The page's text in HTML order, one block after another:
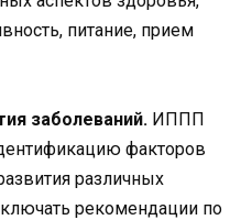
питание, прием
заболеваний. ИППП
факторов
различных
рекомендации по